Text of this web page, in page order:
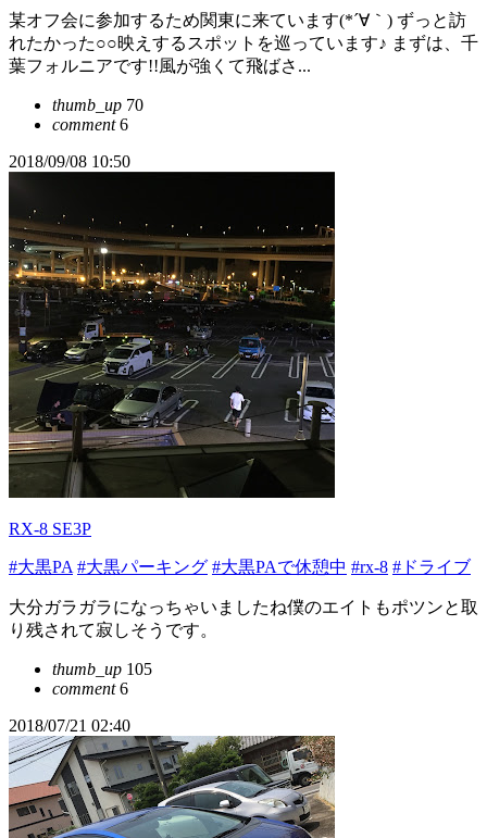
某オフ会に参加するため関東に来ています(*´∀｀) ずっと訪
れたかった○○映えするスポットを巡っています♪ まずは、千
葉フォルニアです!!風が強くて飛ばさ...
thumb_up 70
comment6
2018/09/08 10:50
RX-8 SE3P
#大黒PA #大黒パーキング #大黒PAで休憩中 #rx-8 #ドライブ
大分ガラガラになっちゃいましたね僕のエイトもポツンと取
り残されて寂しそうです。
thumb_up 105
comment6
2018/07/21 02:40